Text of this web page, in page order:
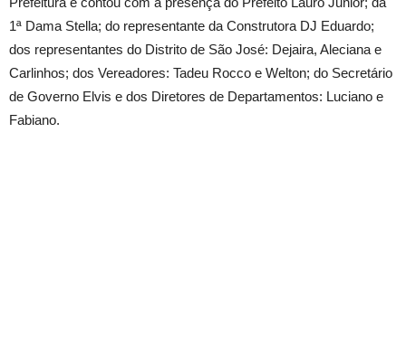
1ª Dama Stella; do representante da Construtora DJ Eduardo;
dos representantes do Distrito de São José: Dejaira, Aleciana e
Carlinhos; dos Vereadores: Tadeu Rocco e Welton; do Secretário
de Governo Elvis e dos Diretores de Departamentos: Luciano e
Fabiano.